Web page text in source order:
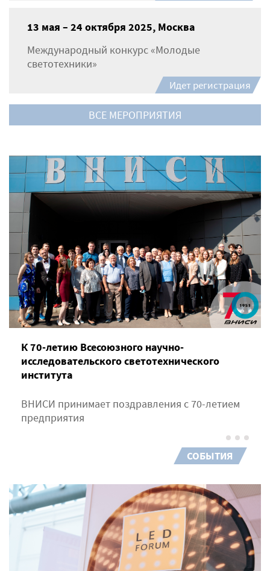
К 70-летию Всесоюзного научно-
исследовательского светотехнического
института
ВНИСИ принимает поздравления с 70-летием
предприятия
СОБЫТИЯ
13 мая – 24 октября 2025, Москва
Международный конкурс «Молодые
светотехники»
Идет регистрация
ВСЕ МЕРОПРИЯТИЯ